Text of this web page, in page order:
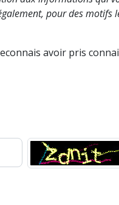
pour des
avoir pris